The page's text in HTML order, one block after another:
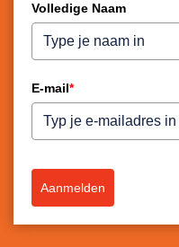
Volledige Naam
E-mail*
Aanmelden